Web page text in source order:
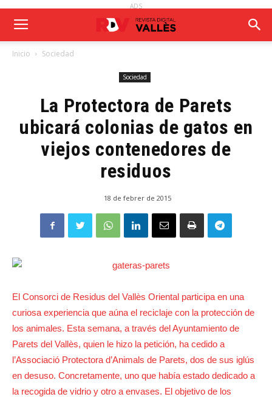
ADS
Inicio Sociedad
Sociedad
La Protectora de Parets
ubicará colonias de gatos en
viejos contenedores de
residuos
18 de febrer de 2015
El Consorci de Residus del Vallès Oriental participa en una
curiosa experiencia que aúna el reciclaje con la protección de
los animales. Esta semana, a través del Ayuntamiento de
Parets del Vallès, quien le hizo la petición, ha cedido a
l’Associació Protectora d’Animals de Parets, dos de sus iglús
en desuso. Concretamente, uno que había estado dedicado a
la recogida de vidrio y otro a envases. El objetivo de los